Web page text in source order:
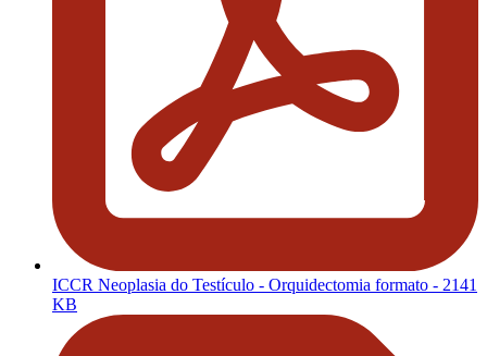
ICCR Neoplasia do Testículo - Orquidectomia formato - 2141
KB